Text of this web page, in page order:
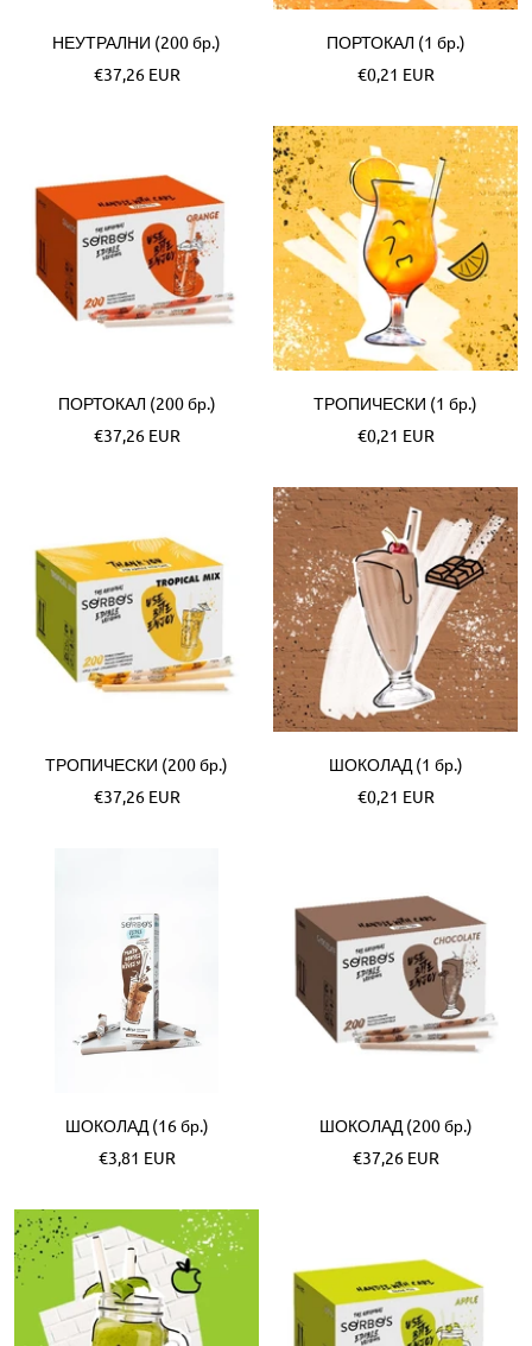
НЕУТРАЛНИ (200 бр.)
Akční
€37,26 EUR
ПОРТОКАЛ (1 бр.)
Akční
€0,21 EUR
ПОРТОКАЛ (200 бр.)
Akční
€37,26 EUR
ТРОПИЧЕСКИ (1 бр.)
Akční
€0,21 EUR
ТРОПИЧЕСКИ (200 бр.)
Akční
€37,26 EUR
ШОКОЛАД (1 бр.)
Akční
€0,21 EUR
ШОКОЛАД (16 бр.)
Akční
€3,81 EUR
ШОКОЛАД (200 бр.)
Akční
€37,26 EUR